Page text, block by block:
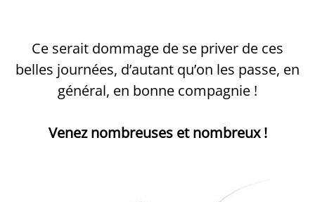
Ce serait dommage de se priver de ces
belles journées, d’autant qu’on les passe, en
général, en bonne compagnie !
Venez nombreuses et nombreux !